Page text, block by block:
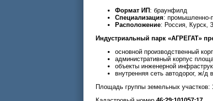
Формат ИП : браунфилд
Специализация: промышленно-
Расположение: Россия, Курск,
Индустриальный парк «АГРЕГАТ»
основной производственный
административный корпус
объекты инженерной
внутренняя сеть автодорог, ж/д
Площадь группы земельных участков: